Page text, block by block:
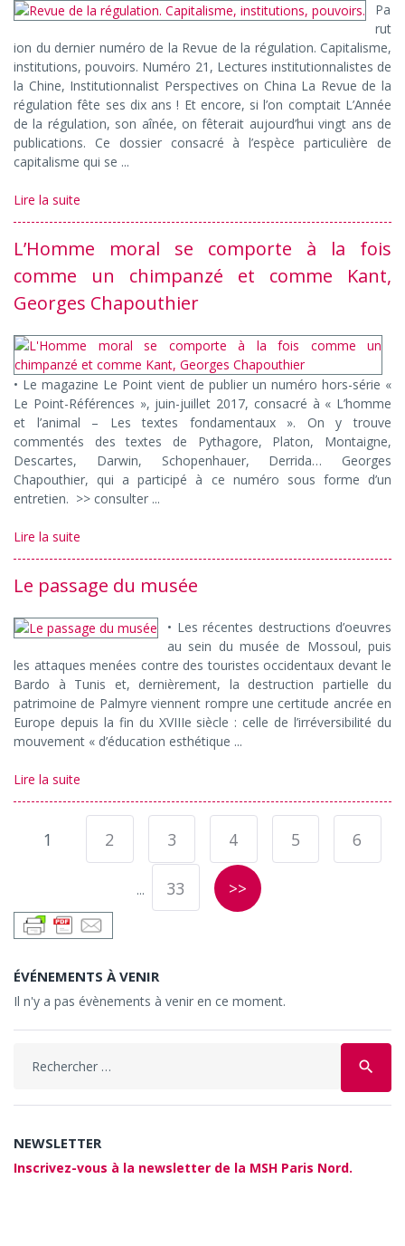
Pa
rut
ion du dernier numéro de la Revue de la régulation. Capitalisme,
institutions, pouvoirs. Numéro 21, Lectures institutionnalistes de
la Chine, Institutionnalist Perspectives on China La Revue de la
régulation fête ses dix ans ! Et encore, si l’on comptait L’Année
de la régulation, son aînée, on fêterait aujourd’hui vingt ans de
publications. Ce dossier consacré à l’espèce particulière de
capitalisme qui se ...
Lire la suite
L’Homme moral se comporte à la fois
comme un chimpanzé et comme Kant,
Georges Chapouthier
• Le magazine Le Point vient de publier un numéro hors-série «
Le Point-Références », juin-juillet 2017, consacré à « L’homme
et l’animal – Les textes fondamentaux ». On y trouve
commentés des textes de Pythagore, Platon, Montaigne,
Descartes, Darwin, Schopenhauer, Derrida… Georges
Chapouthier, qui a participé à ce numéro sous forme d’un
entretien. >> consulter ...
Lire la suite
Le passage du musée
• Les récentes destructions d’oeuvres
au sein du musée de Mossoul, puis
les attaques menées contre des touristes occidentaux devant le
Bardo à Tunis et, dernièrement, la destruction partielle du
patrimoine de Palmyre viennent rompre une certitude ancrée en
Europe depuis la fin du XVIIIe siècle : celle de l’irréversibilité du
mouvement « d’éducation esthétique ...
Lire la suite
1 2 3 4 5 6
... 33 >>
ÉVÉNEMENTS À VENIR
Il n'y a pas évènements à venir en ce moment.
search
NEWSLETTER
Inscrivez-vous à la newsletter de la MSH Paris Nord.